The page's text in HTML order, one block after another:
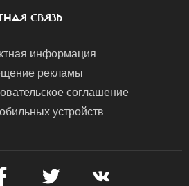
СВЯЗЬ
информация
рекламы
соглашение
устройств